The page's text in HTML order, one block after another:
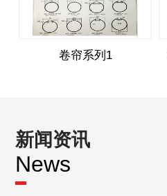
卷帘系列1
新闻资讯
News